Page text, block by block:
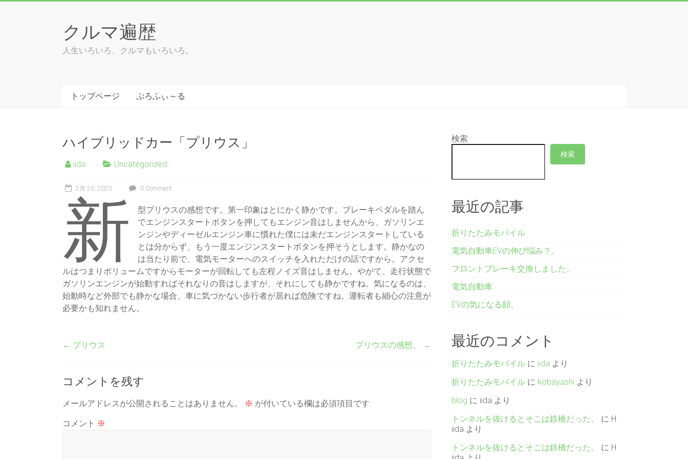
クルマ遍歴
人生いろいろ、クルマもいろいろ。
トップページ ぷろふぃ～る
ハイブリッドカー「プリウス」
iida Uncategorized
2月 25, 2020 0 Comment
新
型プリウスの感想です。第一印象はとにかく静かです。ブレーキペダルを踏ん
でエンジンスタートボタンを押してもエンジン音はしませんから、ガソリンエ
ンジンやディーゼルエンジン車に慣れた僕には未だエンジンスタートしている
とは分からず、もう一度エンジンスタートボタンを押そうとします。静かなの
は当たり前で、電気モーターへのスイッチを入れただけの話ですから。アクセ
ルはつまりボリュームですからモーターが回転しても左程ノイズ音はしません。やがて、走行状態で
ガソリンエンジンが始動すればそれなりの音はしますが、それにしても静かですね。気になるのは、
始動時など外部でも静かな場合、車に気づかない歩行者が居れば危険ですね。運転者も細心の注意が
必要かも知れません。
← プリウス プリウスの感想。 →
コメントを残す
メールアドレスが公開されることはありません。 ※ が付いている欄は必須項目です
コメント ※
検索
検索
最近の記事
折りたたみモバイル
電気自動車EVの伸び悩み？。
フロントブレーキ交換しました。
電気自動車
EVの気になる顔。
最近のコメント
折りたたみモバイル に iida より
折りたたみモバイル に kobayashi より
blog に iida より
トンネルを抜けるとそこは鉄橋だった。
に H
iida より
トンネルを抜けるとそこは鉄橋だった。
に H